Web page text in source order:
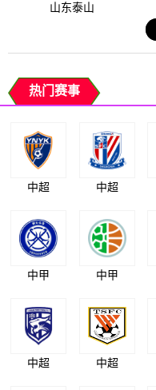
山东泰山
热门赛事
中超 中超
中甲 中甲
中超 中超